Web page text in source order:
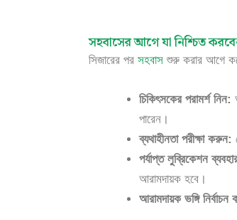
সহবাসের আগে যা নিশ্চিত
সিজারের পর সহবাসশুরু করার আগে
চিকিৎসকের পরামর্শ নিন:
পারেন।
ব্যথাহীনতা পরীক্ষা করুন:
পর্যাপ্ত লুব্রিকেশন
আরামদায়ক হবে।
আরামদায়ক ভঙ্গি